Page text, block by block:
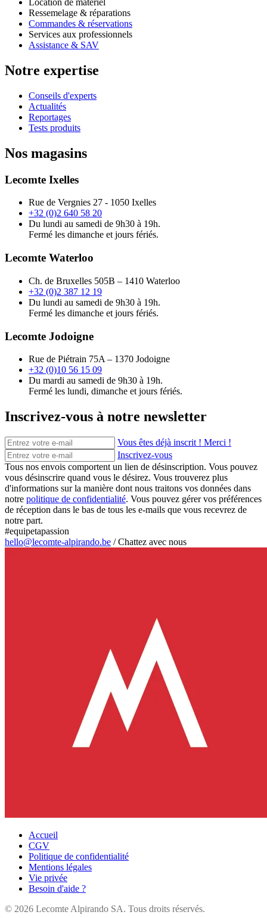
Location de matériel
Ressemelage & réparations
Commandes & réservations
Services aux professionnels
Assistance & SAV
Notre expertise
Conseils d'experts
Actualités
Reportages
Tests produits
Nos magasins
Lecomte Ixelles
Rue de Vergnies 27 - 1050 Ixelles
+32 (0)2 640 58 20
Du lundi au samedi de 9h30 à 19h.
Fermé les dimanche et jours fériés.
Lecomte Waterloo
Ch. de Bruxelles 505B – 1410 Waterloo
+32 (0)2 387 12 19
Du lundi au samedi de 9h30 à 19h.
Fermé les dimanche et jours fériés.
Lecomte Jodoigne
Rue de Piétrain 75A – 1370 Jodoigne
+32 (0)10 56 15 09
Du mardi au samedi de 9h30 à 19h.
Fermé les lundi, dimanche et jours fériés.
Inscrivez-vous à notre newsletter
Vous êtes déjà inscrit ! Merci !
Inscrivez-vous
Tous nos envois comportent un lien de désinscription. Vous pouvez
vous désinscrire quand vous le désirez. Vous trouverez plus
d'informations sur la manière dont nous traitons vos données dans
notre politique de confidentialité. Vous pouvez gérer vos préférences
de réception dans le bas de tous les e-mails que vous recevrez de
notre part.
#equipetapassion
hello@lecomte-alpirando.be /Chattez avec nous
Accueil
CGV
Politique de confidentialité
Mentions légales
Vie privée
Besoin d'aide ?
© 2026 Lecomte Alpirando SA. Tous droits réservés.